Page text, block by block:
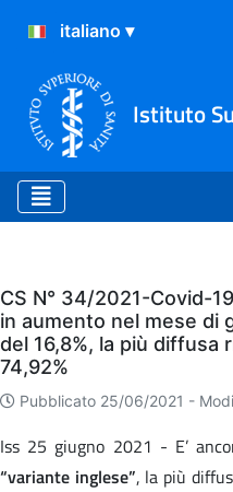
Istituto
Eventi
CS N° 34/2021-Covid-
in aumento nel mese di
del 16,8%, la più diffusa
74,92%
Pubblicato 25/06/2021 -
Iss 25 giugno 2021 - E’
“variante inglese”, la più